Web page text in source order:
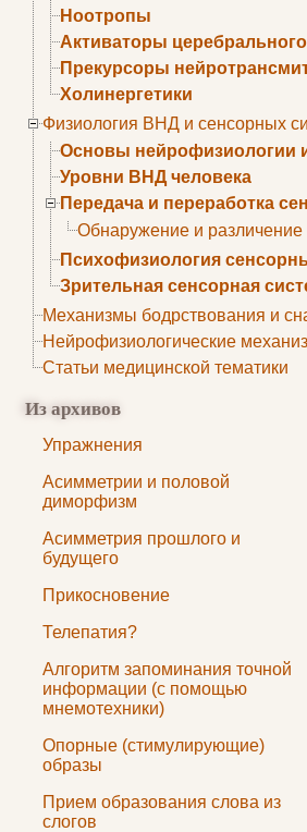
Ноотропы
Активаторы
Прекурсоры
Холинергетики
Физиология ВНД и сенсорных
Основы нейрофизиологии
Уровни ВНД человека
Передача и переработка
Обнаружение и различение
Психофизиология
Зрительная сенсорная
Механизмы бодрствования и
Нейрофизиологические
Статьи медицинской тематики
Из архивов
Упражнения
Асимметрии и половой
диморфизм
Асимметрия прошлого и
будущего
Прикосновение
Телепатия?
Алгоритм запоминания точной
информации (с помощью
мнемотехники)
Опорные (стимулирующие)
образы
Прием образования слова из
слогов